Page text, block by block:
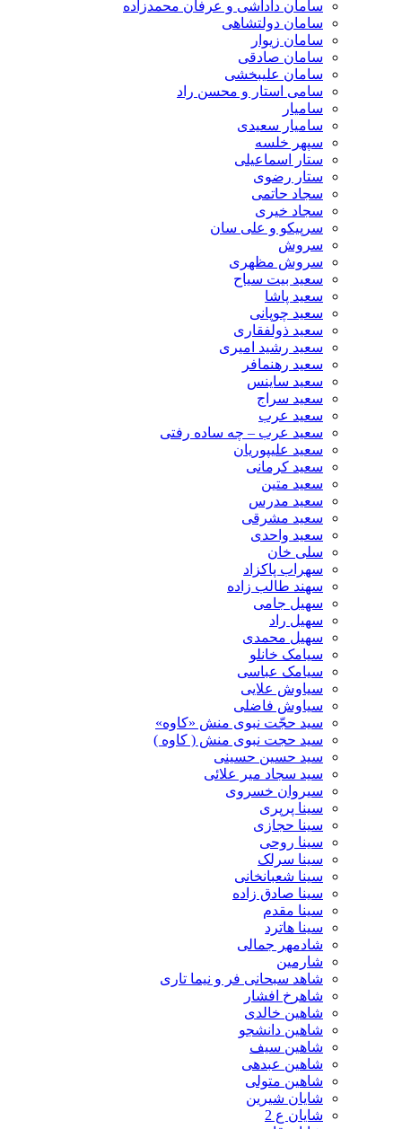
سامان داداشی و عرفان محمدزاده
سامان دولتشاهی
سامان زیوار
سامان صادقی
سامان علیبخشی
سامی استار و محسن راد
سامیار
سامیار سعیدی
سپهر خلسه
ستار اسماعیلی
ستار رضوی
سجاد حاتمی
سجاد خیری
سرپیکو و علی سان
سروش
سروش مظهری
سعید بیت سیاح
سعید پاشا
سعید چوپانی
سعید ذولفقاری
سعید رشید امیری
سعید رهنمافر
سعید ساینس
سعید سراج
سعید عرب
سعید عرب – چه ساده رفتی
سعید علیپوریان
سعید کرمانی
سعید متین
سعید مدرس
سعید مشرقی
سعید واحدی
سلی خان
سهراب پاکزاد
سهند طالب زاده
سهیل جامی
سهیل راد
سهیل محمدی
سیامک خانلو
سیامک عباسی
سیاوش علایی
سیاوش فاضلی
سید حجّت نبوی منش «کاوه»
سید حجت نبوی منش ( کاوه )
سید حسین حسینى
سید سجاد میر علائی
سیروان خسروی
سینا پرپری
سینا حجازی
سینا روحی
سینا سرلک
سینا شعبانخانی
سینا صادق زاده
سینا مقدم
سینا هاترد
شادمهر جمالی
شارمین
شاهد سبحانی فر و نیما تاری
شاهرخ افشار
شاهین خالدی
شاهین دانشجو
شاهین سیف
شاهین عبدهی
شاهین متولی
شایان شیرین
شایان ع 2